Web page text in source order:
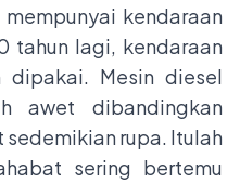
kendaraan
tahun lagi, kendaraan
dipakai. Mesin diesel
awet dibandingkan
rupa. Itulah
sering bertemu